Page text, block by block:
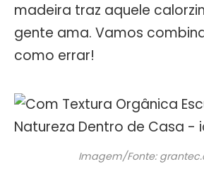
madeira traz aquele
gente ama. Vamos
como errar!
Imagem/Fonte: